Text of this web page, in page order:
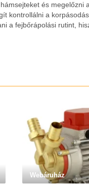
és megelőzni
kontrollálni a
a fejbőrápolási rutint,
Webáruház